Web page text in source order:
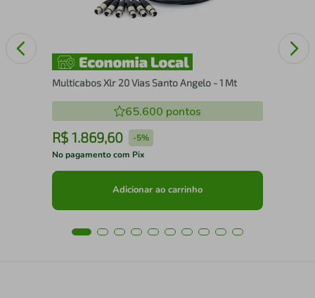
Multicabos Xlr 20 Vias Santo Angelo - 1 Mt
65.600 pontos
R$ 1.869,60 -5%
No pagamento com Pix
Adicionar ao carrinho